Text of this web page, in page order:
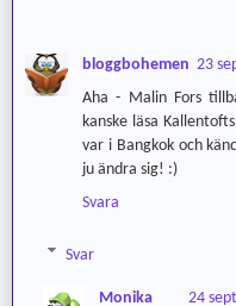
bloggbohemen 23
Aha - Malin Fors
kanske läsa
var i Bangkok och
ju ändra sig! :)
Svara
Svar
Monika
24